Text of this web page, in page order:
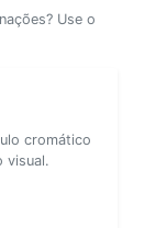
Use o
cromático
visual.